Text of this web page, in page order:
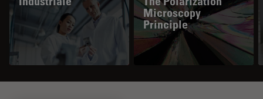
Microscopy
Principle